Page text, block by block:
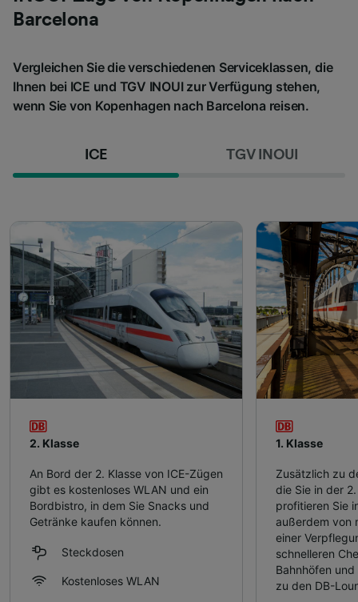
Barcelona
Vergleichen Sie die verschiedenen Serviceklassen, die
Ihnen bei ICE und TGV INOUI zur Verfügung stehen,
wenn Sie von Kopenhagen nach Barcelona reisen.
ICE TGV INOUI
2. Klasse
An Bord der 2. Klasse von ICE-Zügen
gibt es kostenloses WLAN und ein
Bordbistro, in dem Sie Snacks und
Getränke kaufen können.
Steckdosen
Kostenloses WLAN
1. Klasse
Zusätzlich zu
die Sie in der
profitieren Sie
außerdem von
einer
schnelleren
Bahnhöfen
zu den DB-